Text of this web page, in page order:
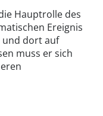
Hauptrolle des
Ereignis
und dort auf
muss er sich